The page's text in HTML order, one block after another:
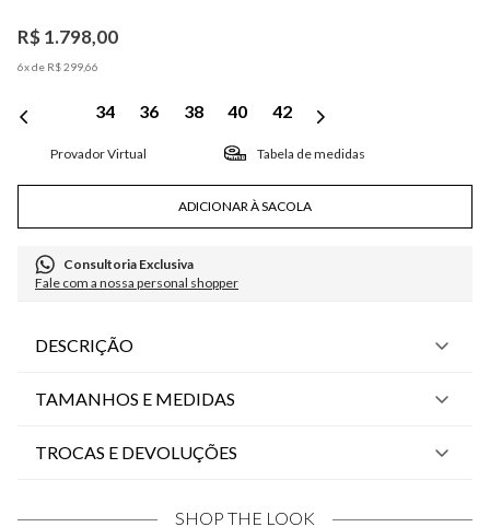
R$1.798,00
6x de R$29966
34 36 38 40 42
Tabela de medidas
ADICIONAR À SACOLA
Consultoria Exclusiva
Fale com a nossa personal shopper
DESCRIÇÃO
TAMANHOS E MEDIDAS
TROCAS E DEVOLUÇÕES
SHOP THE LOOK